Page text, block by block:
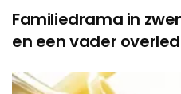
Familiedrama in
en een vader